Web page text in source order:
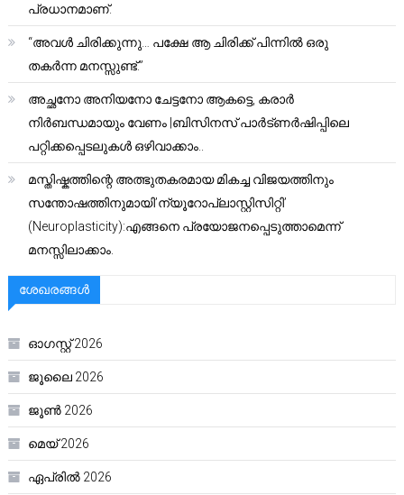
പ്രധാനമാണ്.
“അവൾ ചിരിക്കുന്നു… പക്ഷേ ആ ചിരിക്ക് പിന്നിൽ ഒരു
തകർന്ന മനസ്സുണ്ട്.”
അച്ഛനോ അനിയനോ ചേട്ടനോ ആകട്ടെ, കരാർ
നിർബന്ധമായും വേണം |ബിസിനസ് പാർട്ണർഷിപ്പിലെ
പറ്റിക്കപ്പെടലുകൾ ഒഴിവാക്കാം..
മസ്തിഷ്കത്തിന്റെ അത്ഭുതകരമായ മികച്ച വിജയത്തിനും
സന്തോഷത്തിനുമായി’ന്യൂറോപ്ലാസ്റ്റിസിറ്റി’
(Neuroplasticity):എങ്ങനെ പ്രയോജനപ്പെടുത്താമെന്ന്
മനസ്സിലാക്കാം.
ശേഖരങ്ങൾ
ഓഗസ്റ്റ്‌ 2026
ജൂലൈ 2026
ജൂൺ 2026
മെയ്‌ 2026
ഏപ്രിൽ 2026